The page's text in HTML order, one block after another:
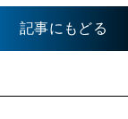
記事にもどる